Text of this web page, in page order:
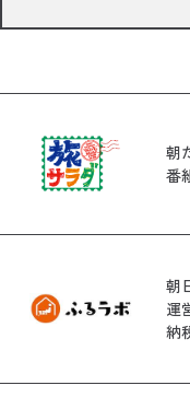
朝
番
朝
運
納